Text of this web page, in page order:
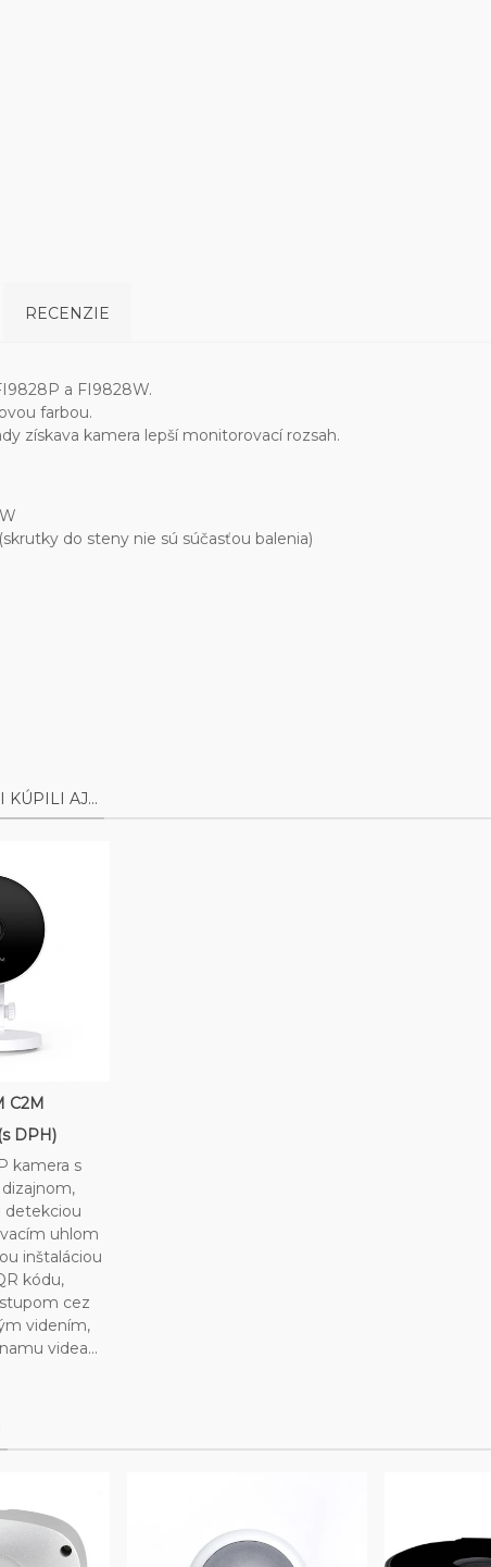
RECENZIE
a FI9828W.
farbou.
získava kamera lepší monitorovací rozsah.
do steny nie sú súčasťou balenia)
KÚPILI AJ...
C2M
(s DPH)
kamera s
detekciou
uhlom
inštaláciou
kódu,
cez
videním,
videa...